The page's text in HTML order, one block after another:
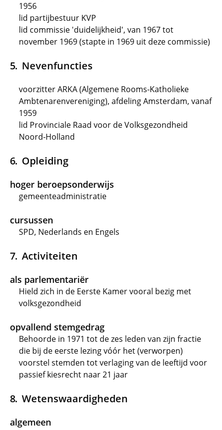
1956
lid partijbestuur KVP
lid commissie 'duidelijkheid', van 1967 tot
november 1969 (stapte in 1969 uit deze commissie)
Nevenfuncties
voorzitter ARKA (Algemene Rooms-Katholieke
Ambtenarenvereniging), afdeling Amsterdam, vanaf
1959
lid Provinciale Raad voor de Volksgezondheid
Noord-Holland
Opleiding
hoger beroepsonderwijs
gemeenteadministratie
cursussen
SPD, Nederlands en Engels
Activiteiten
als parlementariër
Hield zich in de Eerste Kamer vooral bezig met
volksgezondheid
opvallend stemgedrag
Behoorde in 1971 tot de zes leden van zijn fractie
die bij de eerste lezing vóór het (verworpen)
voorstel stemden tot verlaging van de leeftijd voor
passief kiesrecht naar 21 jaar
Wetenswaardigheden
algemeen